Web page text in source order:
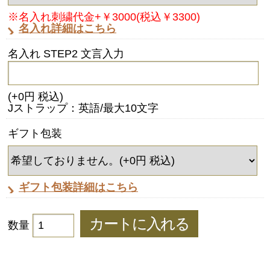
※名入れ刺繍代金+￥3000(税込￥3300)
名入れ詳細はこちら
名入れ STEP2 文言入力
(+0円 税込)
Jストラップ：英語/最大10文字
ギフト包装
ギフト包装詳細はこちら
数量